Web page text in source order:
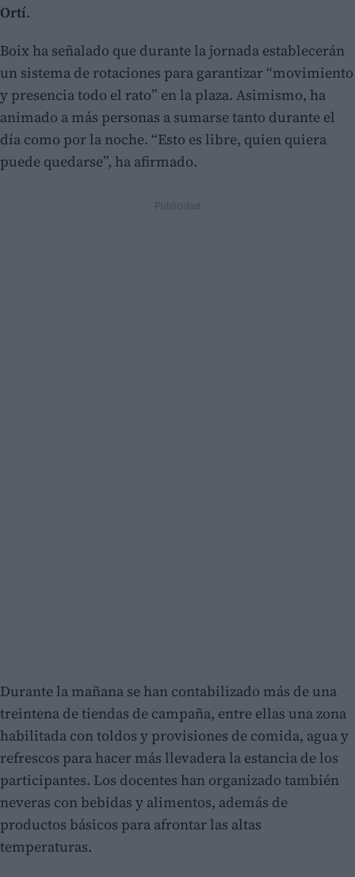
Ortí.
Boix ha señalado que durante la jornada establecerán
un sistema de rotaciones para garantizar “movimiento
y presencia todo el rato” en la plaza. Asimismo, ha
animado a más personas a sumarse tanto durante el
día como por la noche. “Esto es libre, quien quiera
puede quedarse”, ha afirmado.
Durante la mañana se han contabilizado más de una
treintena de tiendas de campaña, entre ellas una zona
habilitada con toldos y provisiones de comida, agua y
refrescos para hacer más llevadera la estancia de los
participantes. Los docentes han organizado también
neveras con bebidas y alimentos, además de
productos básicos para afrontar las altas
temperaturas.